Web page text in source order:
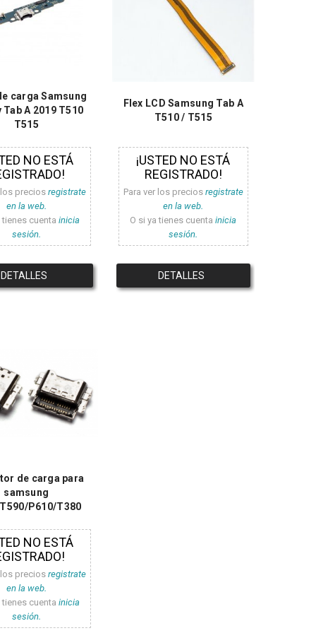
carga Samsung
Tab A 2019 T510
T515
NO ESTÁ
los preciosregistrate
en la web.
tienes cuenta inicia
sesión.
DETALLES
Flex LCD Samsung Tab A
T510 / T515
¡USTED NO ESTÁ
REGISTRADO!
Para ver los precios registrate
en la web.
O si ya tienes cuentainicia
sesión.
DETALLES
de carga para
samsung
P610/T380
NO ESTÁ
los preciosregistrate
en la web.
tienes cuenta inicia
sesión.